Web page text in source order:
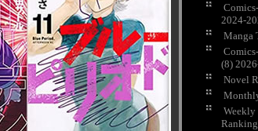
2024-
Manga
(8)
Novel